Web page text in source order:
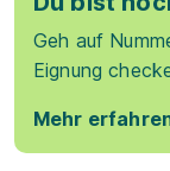
Geh auf
Eignung
Mehr